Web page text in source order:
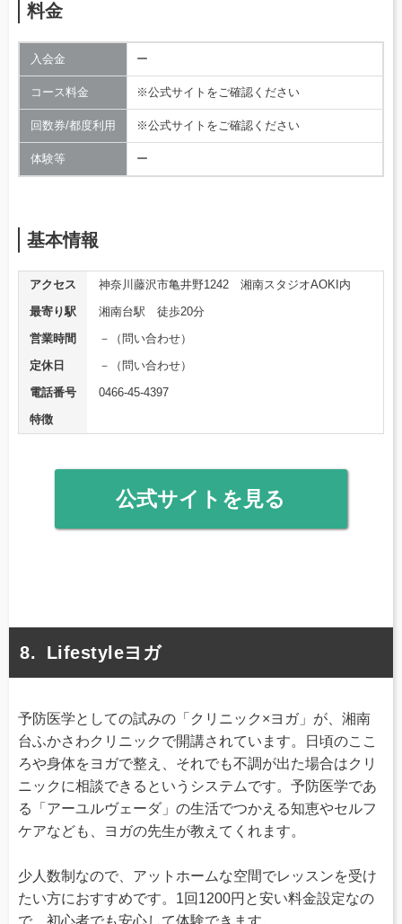
料金
入会金 ー
コース料金 ※公式サイトをご確認ください
回数券/都度利用 ※公式サイトをご確認ください
体験等 ー
基本情報
アクセス
神奈川藤沢市亀井野1242 湘南スタジオAOKI内
最寄り駅
湘南台駅 徒歩20分
営業時間
－（問い合わせ）
定休日
－（問い合わせ）
電話番号
0466-45-4397
特徴
公式サイトを見る
Lifestyleヨガ
予防医学としての試みの「クリニック×ヨガ」が、湘南
台ふかさわクリニックで開講されています。日頃のここ
ろや身体をヨガで整え、それでも不調が出た場合はクリ
ニックに相談できるというシステムです。予防医学であ
る「アーユルヴェーダ」の生活でつかえる知恵やセルフ
ケアなども、ヨガの先生が教えてくれます。
少人数制なので、アットホームな空間でレッスンを受け
たい方におすすめです。1回1200円と安い料金設定なの